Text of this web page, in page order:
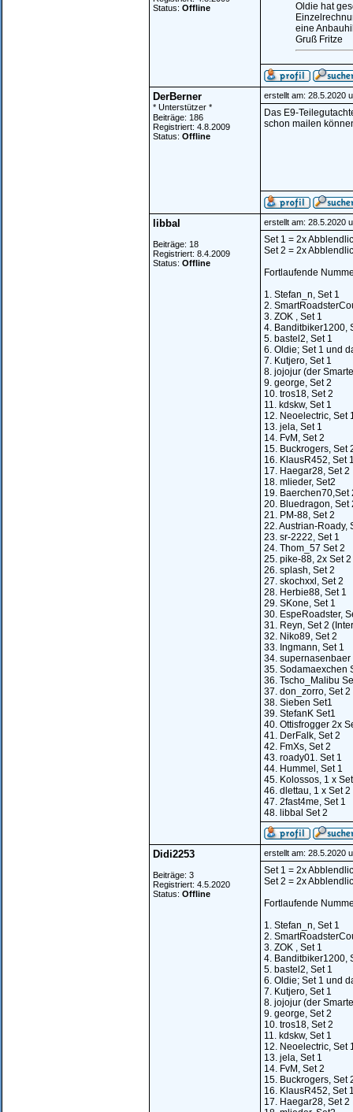
Status: Offline
Oldie hat
eine
Gruß Fritze
DerBerner
* Unterstützer *
Beiträge: 186
Registriert: 4.8.2009
Status: Offline
erstellt am: 28.5.2020
Das E9-
schon mailen
libbal
Beiträge: 18
Registriert: 8.4.2009
Status: Offline
erstellt am: 28.5.2020
Set 1 = 2x
Set 2 = 2x
Fortlaufende
1. Stefan_n, Set 1
2.
3. ZOK , Set 1
4. Banditbiker1200,
5. bastel2, Set 1
6. Oldie; Set 1 und
7. Kutjero, Set 1
8. jojojur (der
9. george, Set 2
10. tros18, Set 2
11. kdskw, Set 1
12. Neoelectric, Set
13. jela, Set 1
14. FvM, Set 2
15. Buckrogers, Set
16. KlausR452, Set
17. Haegar28, Set 2
18. mlieder, Set2
19. Baerchen70,Set
20. Bluedragon, Set
21. PM-88, Set 2
22. Austrian-Roady,
23. sr-2222, Set 1
24. Thom_57 Set 2
25. pike-88, 2x Set 2
26. splash, Set 2
27. skochxxl, Set 2
28. Herbie88, Set 1
29. SKone, Set 1
30. EspeRoadster,
31. Reyn, Set 2
32. Niko89, Set 2
33. Ingmann, Set 1
34. supernasenbaer
35. Sodamaexchen
36. Tscho_Malibu
37. don_zorro, Set 2
38. Sieben Set1
39. StefanK Set1
40. Ottisfrogger 2x
41. DerFalk, Set 2
42. FmXs, Set 2
43. roady01. Set 1
44. Hummel, Set 1
45. Kolossos, 1 x
46. dlettau, 1 x Set 2
47. 2fast4me, Set 1
48. libbal Set 2
Didi2253
Beiträge: 3
Registriert: 4.5.2020
Status: Offline
erstellt am: 28.5.2020
Set 1 = 2x
Set 2 = 2x
Fortlaufende
1. Stefan_n, Set 1
2.
3. ZOK , Set 1
4. Banditbiker1200,
5. bastel2, Set 1
6. Oldie; Set 1 und
7. Kutjero, Set 1
8. jojojur (der
9. george, Set 2
10. tros18, Set 2
11. kdskw, Set 1
12. Neoelectric, Set
13. jela, Set 1
14. FvM, Set 2
15. Buckrogers, Set
16. KlausR452, Set
17. Haegar28, Set 2